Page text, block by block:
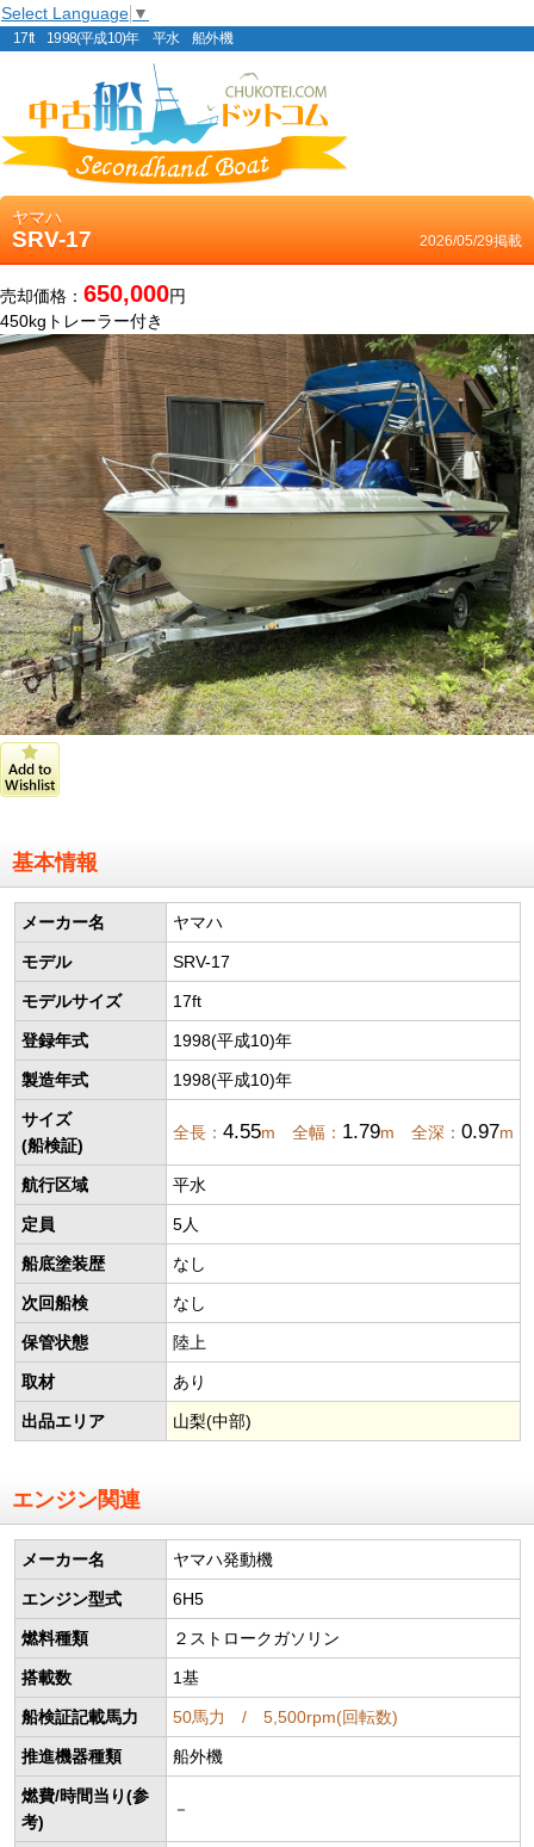
Select Language ▼
17ft 1998(平成10)年 平水 船外機
ヤマハ
SRV-17 2026/05/29掲載
売却価格： 650,000円
450kgトレーラー付き
基本情報
メーカー名 ヤマハ
モデル SRV-17
モデルサイズ 17ft
登録年式 1998(平成10)年
製造年式 1998(平成10)年
サイズ
(船検証)
全長： 4.55m 全幅： 1.79m 全深： 0.97m
航行区域 平水
定員 5人
船底塗装歴 なし
次回船検 なし
保管状態 陸上
取材 あり
出品エリア 山梨(中部)
エンジン関連
メーカー名 ヤマハ発動機
エンジン型式 6H5
燃料種類 ２ストロークガソリン
搭載数 1基
船検証記載馬力 50馬力 / 5,500rpm(回転数)
推進機器種類 船外機
燃費/時間当り(参
考)
－